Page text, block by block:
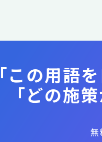
「この用語
「どの施
無